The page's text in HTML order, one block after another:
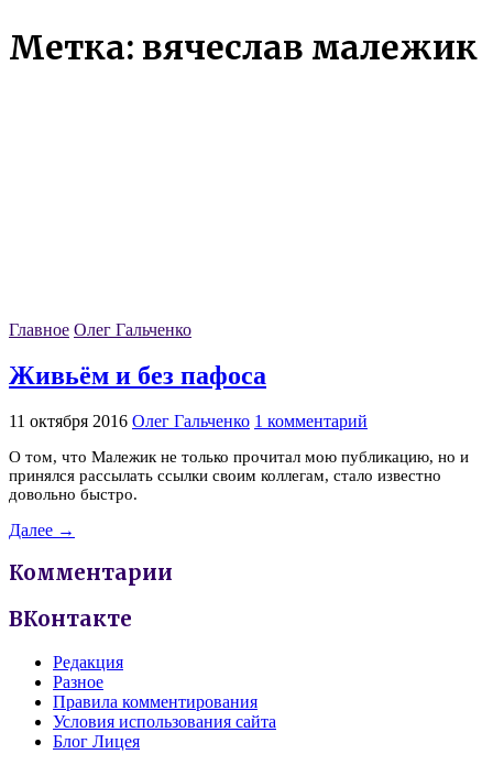
Метка: вячеслав малежик
Главное Олег Гальченко
Живьём и без пафоса
11 октября 2016 Олег Гальченко 1 комментарий
О том, что Малежик не только прочитал мою публикацию, но и
принялся рассылать ссылки своим коллегам, стало известно
довольно быстро.
Далее →
Комментарии
ВКонтакте
Редакция
Разное
Правила комментирования
Условия использования сайта
Блог Лицея